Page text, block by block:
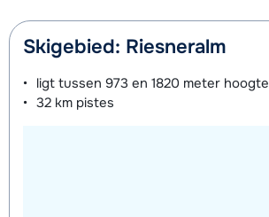
Skigebied: Riesneralm
ligt tussen 973 en 1820 meter hoogte
32 km pistes